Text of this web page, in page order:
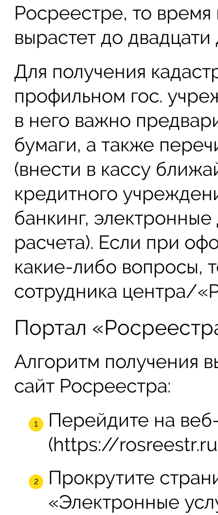
Росреестре, то время
вырастет до
Для получения
профильном гос.
в него важно
бумаги, а также
(внести в кассу
кредитного
банкинг,
расчета). Если при
какие-либо вопросы,
сотрудника центра/
Портал
Алгоритм получения
сайт Росреестра:
Перейдите на
(https://
Прокрутите
«Электронные